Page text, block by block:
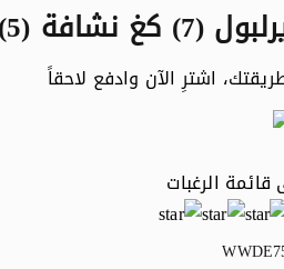
(5)كغ ، أبيض
اشترِ الآن وادفع لاحقاً
الرغبات